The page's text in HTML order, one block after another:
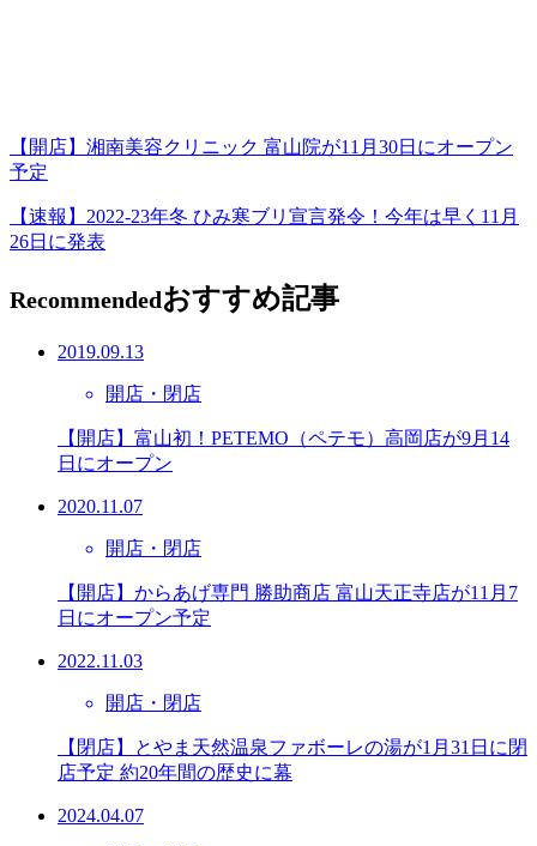
【開店】湘南美容クリニック 富山院が11月30日にオープン
予定
【速報】2022-23年冬 ひみ寒ブリ宣言発令！今年は早く11月
26日に発表
Recommendedおすすめ記事
2019.09.13
開店・閉店
【開店】富山初！PETEMO（ペテモ）高岡店が9月14
日にオープン
2020.11.07
開店・閉店
【開店】からあげ専門 勝助商店 富山天正寺店が11月7
日にオープン予定
2022.11.03
開店・閉店
【閉店】とやま天然温泉ファボーレの湯が1月31日に閉
店予定 約20年間の歴史に幕
2024.04.07